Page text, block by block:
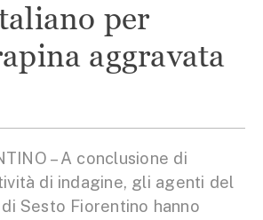
per
aggravata
– A conclusione di
di indagine, gli agenti del
Sesto Fiorentino hanno